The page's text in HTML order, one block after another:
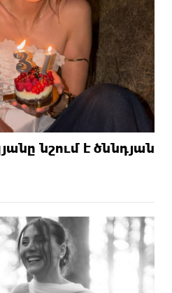
նշում է ծննդյան